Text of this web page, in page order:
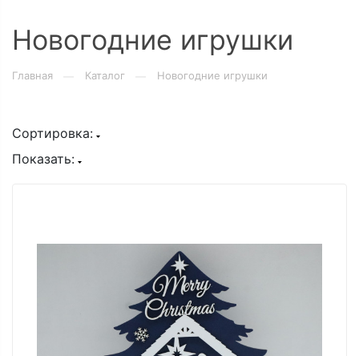
Новогодние игрушки
Главная Каталог Новогодние игрушки
Сортировка:
Показать: